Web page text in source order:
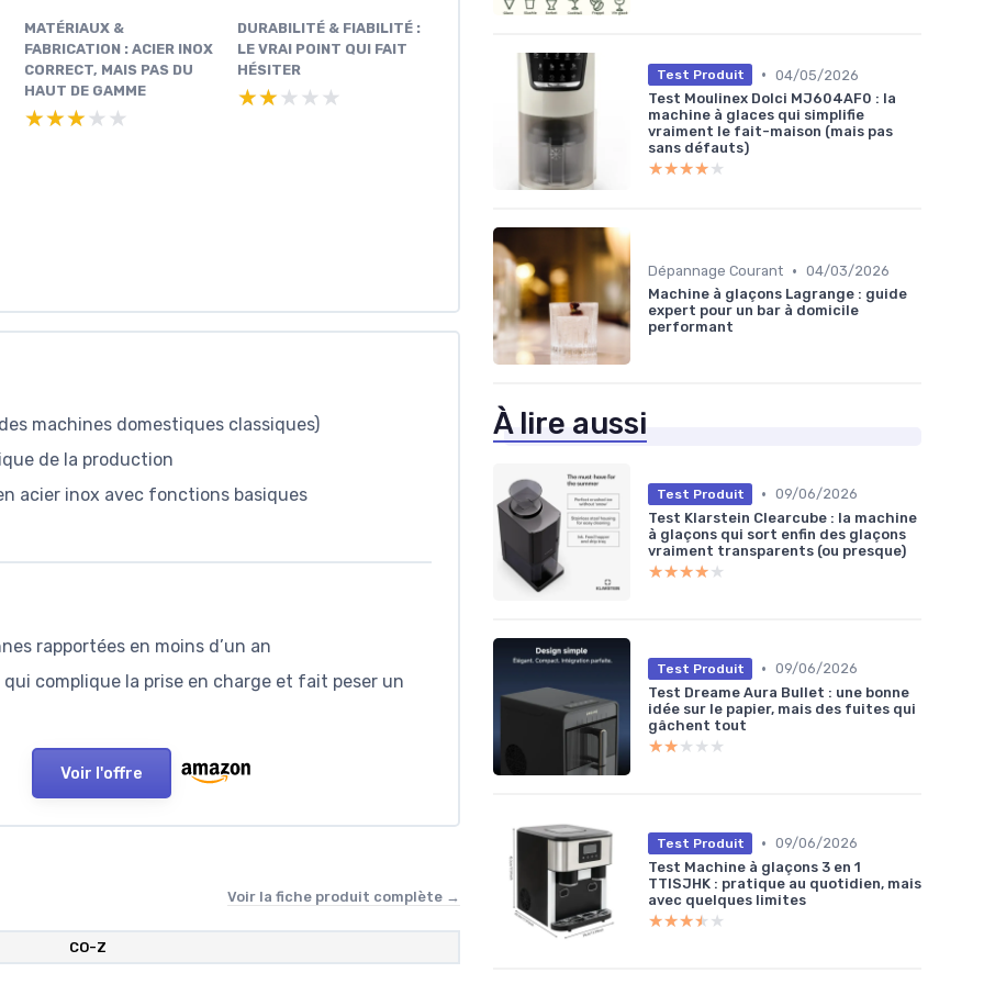
MATÉRIAUX &
FABRICATION : ACIER INOX
CORRECT, MAIS PAS DU
HAUT DE GAMME
★★★★★
★★★★★
DURABILITÉ & FIABILITÉ :
LE VRAI POINT QUI FAIT
HÉSITER
★★★★★
★★★★★
machines domestiques classiques)
de la production
acier inox avec fonctions basiques
rapportées en moins d’un an
complique la prise en charge et fait peser un
Voir l'offre
Voir la fiche produit complète →
CO-Z
Test Produit • 04/05/2026
Test Moulinex Dolci MJ604AF0 : la
machine à glaces qui simplifie
vraiment le fait-maison (mais pas
sans défauts)
★★★★★
★★★★★
Dépannage Courant • 04/03/2026
Machine à glaçons Lagrange : guide
expert pour un bar à domicile
performant
À lire aussi
Test Produit • 09/06/2026
Test Klarstein Clearcube : la machine
à glaçons qui sort enfin des glaçons
vraiment transparents (ou presque)
★★★★★
★★★★★
Test Produit • 09/06/2026
Test Dreame Aura Bullet : une bonne
idée sur le papier, mais des fuites qui
gâchent tout
★★★★★
★★★★★
Test Produit • 09/06/2026
Test Machine à glaçons 3 en 1
TTISJHK : pratique au quotidien, mais
avec quelques limites
★★★★★
★★★★★